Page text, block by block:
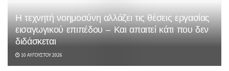
Η τεχνητή νοημοσύνη αλλάζει τις θέσεις εργασίας
εισαγωγικού επιπέδου – Και απαιτεί κάτι που δεν
διδάσκεται
10 ΑΥΓΟΎΣΤΟΥ 2026